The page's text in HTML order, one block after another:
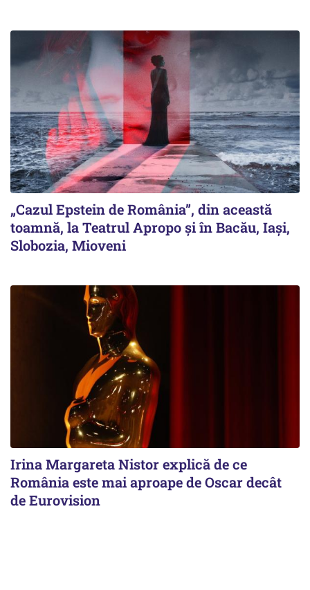
„Cazul Epstein de România”, din această
toamnă, la Teatrul Apropo și în Bacău, Iași,
Slobozia, Mioveni
Irina Margareta Nistor explică de ce
România este mai aproape de Oscar decât
de Eurovision